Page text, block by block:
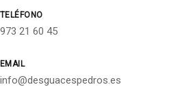
TELÉFONO
973 21 60 45
EMAIL
info@desguacespedros.es